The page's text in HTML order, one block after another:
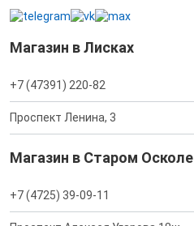
Магазин в Лисках
+7 (47391) 220-82
Проспект Ленина, 3
Магазин в Старом Осколе
+7 (4725) 39-09-11